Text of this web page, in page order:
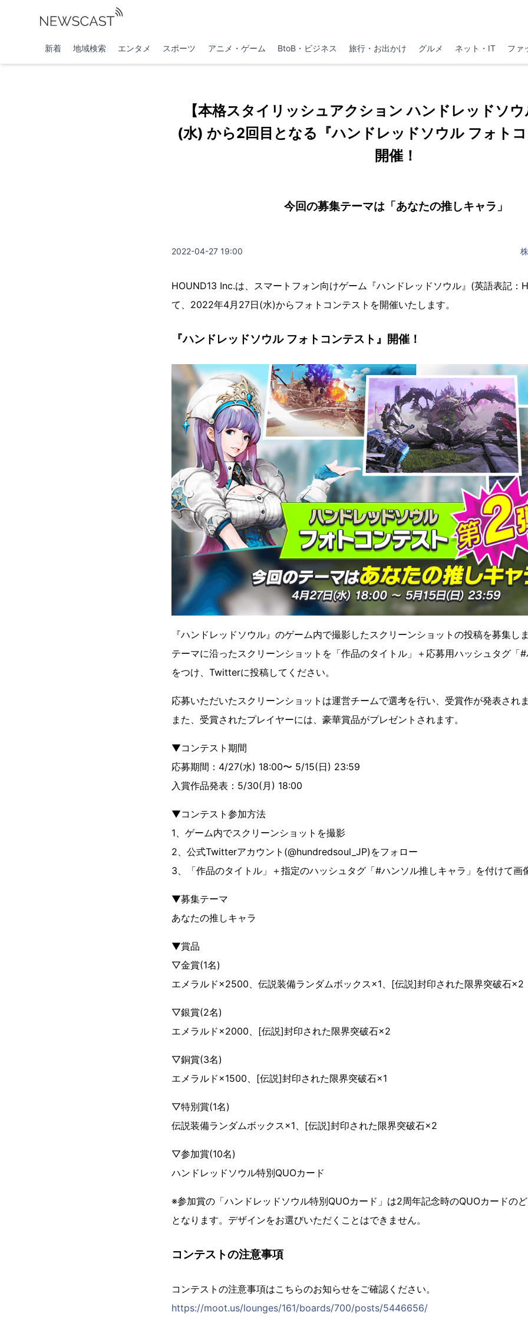
新着 地域検索 エンタメ スポーツ アニメ・ゲーム BtoB・ビジネス 旅行・お出かけ グルメ ネット・IT ファ
【本格スタイリッシュアクション ハンドレッドソ
(水) から2回目となる『ハンドレッドソウル フォト
開催！
今回の募集テーマは「あなたの推しキャラ」
2022-04-27 19:00
HOUND13 Inc.は、スマートフォン向けゲーム『ハンドレッドソウル』(英語表記
て、2022年4月27日(水)からフォトコンテストを開催いたします。
『ハンドレッドソウル フォトコンテスト』開催！
『ハンドレッドソウル』のゲーム内で撮影したスクリーンショットの投稿を募集し
テーマに沿ったスクリーンショットを「作品のタイトル」＋応募用ハッシュタグ「
をつけ、Twitterに投稿してください。
応募いただいたスクリーンショットは運営チームで選考を行い、受賞作が発表され
また、受賞されたプレイヤーには、豪華賞品がプレゼントされます。
▼コンテスト期間
応募期間：4/27(水) 18:00〜 5/15(日) 23:59
入賞作品発表：5/30(月) 18:00
▼コンテスト参加方法
1、ゲーム内でスクリーンショットを撮影
2、公式Twitterアカウント(@hundredsoul_JP)をフォロー
3、「作品のタイトル」＋指定のハッシュタグ「#ハンソル推しキャラ」を付けて画
▼募集テーマ
あなたの推しキャラ
▼賞品
▽金賞(1名)
エメラルド×2500、伝説装備ランダムボックス×1、[伝説]封印された限界突破石×2
▽銀賞(2名)
エメラルド×2000、[伝説]封印された限界突破石×2
▽銅賞(3名)
エメラルド×1500、[伝説]封印された限界突破石×1
▽特別賞(1名)
伝説装備ランダムボックス×1、[伝説]封印された限界突破石×2
▽参加賞(10名)
ハンドレッドソウル特別QUOカード
※参加賞の「ハンドレッドソウル特別QUOカード」は2周年記念時のQUOカードの
となります。デザインをお選びいただくことはできません。
コンテストの注意事項
コンテストの注意事項はこちらのお知らせをご確認ください。
https://moot.us/lounges/161/boards/700/posts/5446656/